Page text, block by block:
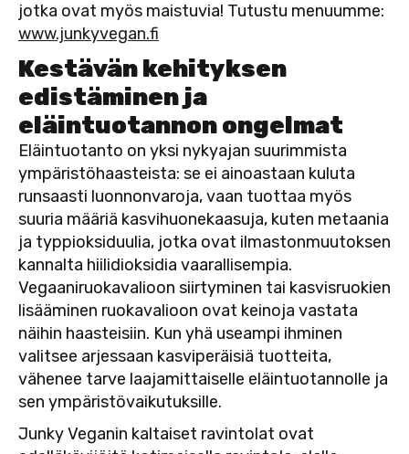
jotka ovat myös maistuvia! Tutustu menuumme:
www.junkyvegan.fi
Kestävän kehityksen
edistäminen ja
eläintuotannon ongelmat
Eläintuotanto on yksi nykyajan suurimmista
ympäristöhaasteista: se ei ainoastaan kuluta
runsaasti luonnonvaroja, vaan tuottaa myös
suuria määriä kasvihuonekaasuja, kuten metaania
ja typpioksiduulia, jotka ovat ilmastonmuutoksen
kannalta hiilidioksidia vaarallisempia.
Vegaaniruokavalioon siirtyminen tai kasvisruokien
lisääminen ruokavalioon ovat keinoja vastata
näihin haasteisiin. Kun yhä useampi ihminen
valitsee arjessaan kasviperäisiä tuotteita,
vähenee tarve laajamittaiselle eläintuotannolle ja
sen ympäristövaikutuksille.
Junky Veganin kaltaiset ravintolat ovat